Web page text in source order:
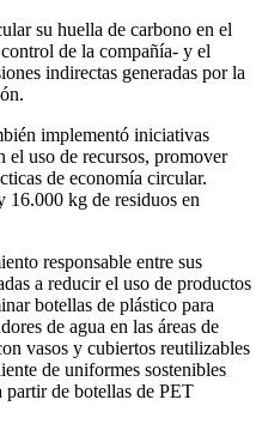
su huella de carbono en el
de la compañía- y el
indirectas generadas por la
implementó iniciativas
el uso de recursos, promover
de economía circular.
kg de residuos en
responsable entre sus
a reducir el uso de productos
botellas de plástico para
de agua en las áreas de
vasos y cubiertos reutilizables
de uniformes sostenibles
partir de botellas de PET